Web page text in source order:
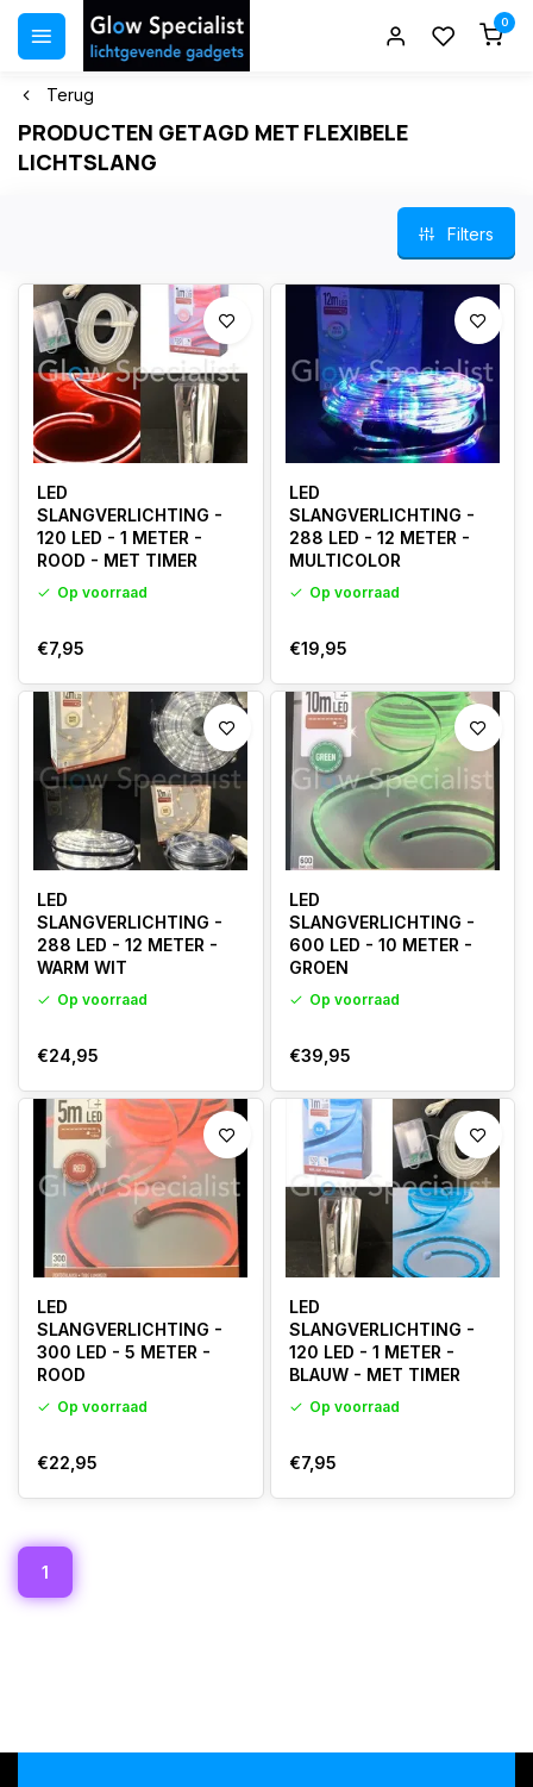
0
Terug
PRODUCTEN GETAGD MET FLEXIBELE
LICHTSLANG
Filters
LED
SLANGVERLICHTING -
120 LED - 1 METER -
ROOD - MET TIMER
Op voorraad
€7,95
LED
SLANGVERLICHTING -
288 LED - 12 METER -
MULTICOLOR
Op voorraad
€19,95
LED
SLANGVERLICHTING -
288 LED - 12 METER -
WARM WIT
Op voorraad
€24,95
LED
SLANGVERLICHTING -
600 LED - 10 METER -
GROEN
Op voorraad
€39,95
LED
SLANGVERLICHTING -
300 LED - 5 METER -
ROOD
Op voorraad
€22,95
LED
SLANGVERLICHTING -
120 LED - 1 METER -
BLAUW - MET TIMER
Op voorraad
€7,95
1